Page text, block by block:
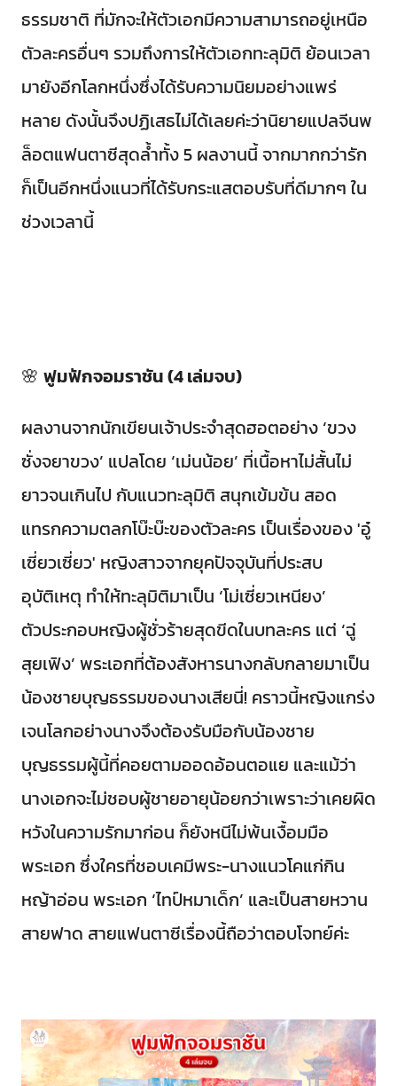
ธรรมชาติ ที่มักจะให้ตัวเอกมีความสามารถอยู่เหนือ
ตัวละครอื่นๆ รวมถึงการให้ตัวเอกทะลุมิติ ย้อนเวลา
มายังอีกโลกหนึ่งซึ่งได้รับความนิยมอย่างแพร่
หลาย ดังนั้นจึงปฏิเสธไม่ได้เลยค่ะว่านิยายแปลจีนพ
ล็อตแฟนตาซีสุดล้ำทั้ง 5 ผลงานนี้ จากมากกว่ารัก
ก็เป็นอีกหนึ่งแนวที่ได้รับกระแสตอบรับที่ดีมากๆ ใน
ช่วงเวลานี้
🌸 ฟูมฟักจอมราชัน (4 เล่มจบ)
ผลงานจากนักเขียนเจ้าประจำสุดฮอตอย่าง ‘ขวง
ซั่งจยาขวง’ แปลโดย ‘เม่นน้อย’ ที่เนื้อหาไม่สั้นไม่
ยาวจนเกินไป กับแนวทะลุมิติ สนุกเข้มข้น สอด
แทรกความตลกโบ๊ะบ๊ะของตัวละคร เป็นเรื่องของ 'อู๋
เซี่ยวเซี่ยว' หญิงสาวจากยุคปัจจุบันที่ประสบ
อุบัติเหตุ ทำให้ทะลุมิติมาเป็น ‘โม่เซี่ยวเหนียง’
ตัวประกอบหญิงผู้ชั่วร้ายสุดขีดในบทละคร แต่ ‘ฉู่
สุยเฟิง’ พระเอกที่ต้องสังหารนางกลับกลายมาเป็น
น้องชายบุญธรรมของนางเสียนี่! คราวนี้หญิงแกร่ง
เจนโลกอย่างนางจึงต้องรับมือกับน้องชาย
บุญธรรมผู้นี้ที่คอยตามออดอ้อนตอแย และแม้ว่า
นางเอกจะไม่ชอบผู้ชายอายุน้อยกว่าเพราะว่าเคยผิด
หวังในความรักมาก่อน ก็ยังหนีไม่พ้นเงื้อมมือ
พระเอก ซึ่งใครที่ชอบเคมีพระ-นางแนวโคแก่กิน
หญ้าอ่อน พระเอก ‘ไทป์หมาเด็ก’ และเป็นสายหวาน
สายฟาด สายแฟนตาซีเรื่องนี้ถือว่าตอบโจทย์ค่ะ